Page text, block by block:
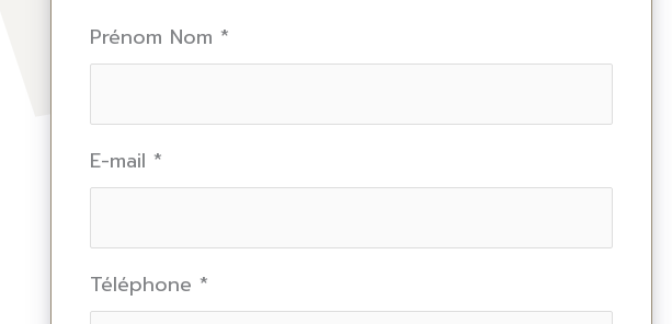
Prénom Nom *
E-mail *
Téléphone *